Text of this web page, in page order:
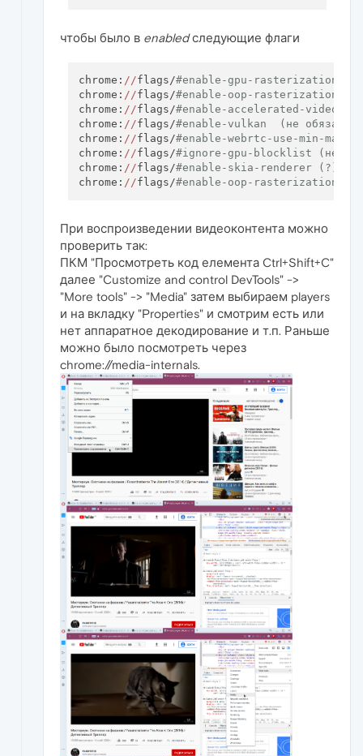
чтобы было в enabledследующие флаги
chrome: //flags/#enable-gpu-rasterization
chrome: //flags/#enable-oop-rasterization
chrome: //flags/#enable-accelerated-video-
chrome: //flags/#enable-vulkan  (не
chrome: //flags/#enable-webrtc-use-min-max-
chrome: //flags/#ignore-gpu-blocklist (не
chrome: //flags/#enable-skia-renderer (?)
chrome: //flags/#enable-oop-rasterization-
При воспроизведении видеоконтента можно
проверить так:
ПКМ "Просмотреть код елемента Ctrl+Shift+C"
далее "Customize and control DevTools" ->
"More tools" -> "Media" затем выбираем players
и на вкладку "Properties" и смотрим есть или
нет аппаратное декодирование и т.п. Раньше
можно было посмотреть через
chrome://media-internals.